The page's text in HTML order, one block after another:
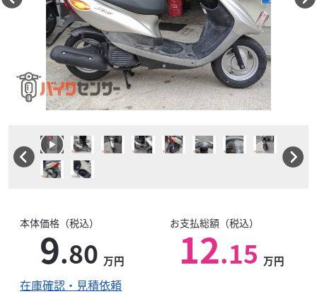
本体価格（税込）
9.80 万円
お支払総額（税込）
12.15 万円
在庫確認・見積依頼